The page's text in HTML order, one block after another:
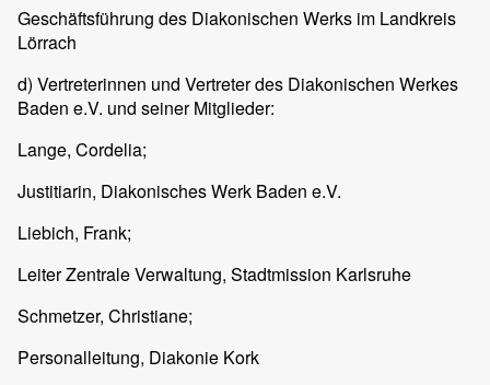
Geschäftsführung des Diakonischen Werks im Landkreis
Lörrach
d) Vertreterinnen und Vertreter des Diakonischen Werkes
Baden e.V. und seiner Mitglieder:
Lange, Cordelia;
Justitiarin, Diakonisches Werk Baden e.V.
Liebich, Frank;
Leiter Zentrale Verwaltung, Stadtmission Karlsruhe
Schmetzer, Christiane;
Personalleitung, Diakonie Kork